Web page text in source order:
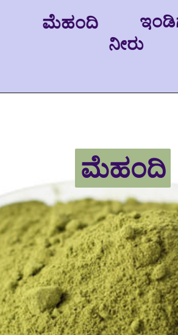
ಮೆಹಂದಿ
ನೀರು
ಮೆಹಂದಿ
ಮೆಹಂದಿ